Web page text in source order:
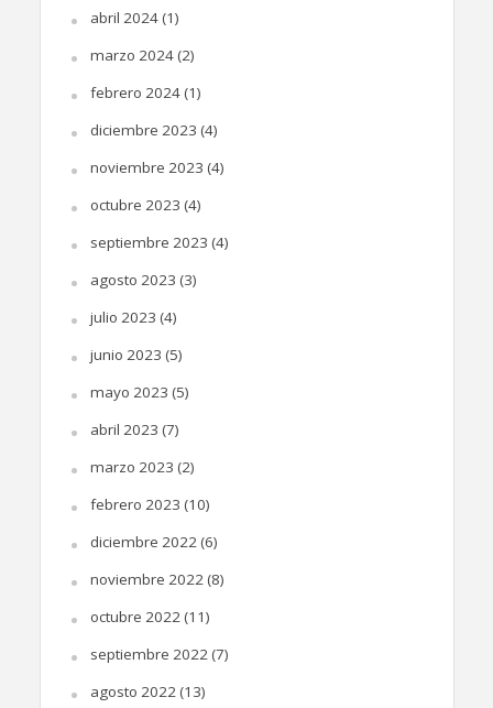
abril 2024(1)
marzo 2024(2)
febrero 2024(1)
diciembre 2023 (4)
noviembre 2023 (4)
octubre 2023 (4)
septiembre 2023 (4)
agosto 2023 (3)
julio 2023 (4)
junio 2023 (5)
mayo 2023 (5)
abril 2023 (7)
marzo 2023 (2)
febrero 2023 (10)
diciembre 2022(6)
noviembre 2022(8)
octubre 2022(11)
septiembre 2022(7)
agosto 2022(13)